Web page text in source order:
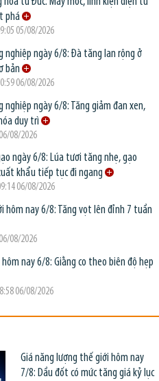
phá
05/08/2026
nghiệp ngày 6/8: Đà tăng lan rộng ở
06/08/2026
nghiệp ngày 6/8: Tăng giảm đan xen,
duy trì
08/2026
ngày 6/8: Lúa tươi tăng nhẹ, gạo
khẩu tiếp tục đi ngang
06/08/2026
hôm nay 6/8: Tăng vọt lên đỉnh 7 tuần
08/2026
nay 6/8: Giằng co theo biên độ hẹp
06/08/2026
Giá năng lượng thế giới hôm nay
7/8: Dầu đốt có mức tăng giá kỷ lục